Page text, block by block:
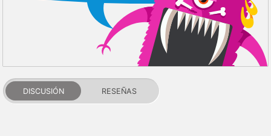
DISCUSIÓN RESEÑAS